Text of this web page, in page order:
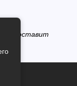
его оставит